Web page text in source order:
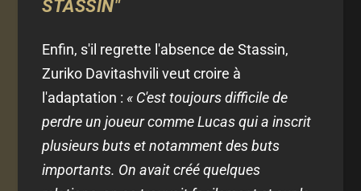
STASSIN"
Enfin, s'il regrette l'absence de Stassin,
Zuriko Davitashvili veut croire à
l'adaptation :« C'est toujours difficile de
perdre un joueur comme Lucas qui a inscrit
plusieurs buts et notamment des buts
importants. On avait créé quelques